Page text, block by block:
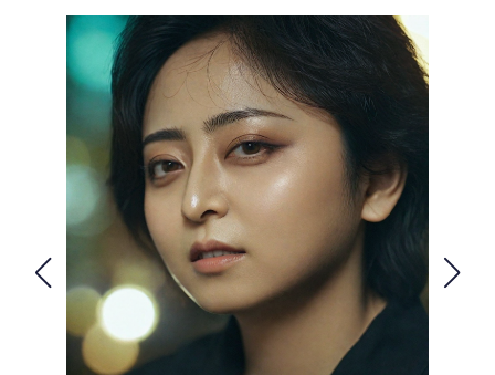
カルチャー
公式ストア
FOLLOW US